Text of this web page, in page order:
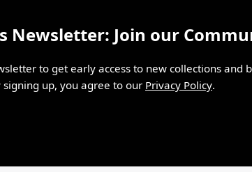
Newsletter: Join our
to get early access to new collections and
signing up, you agree to our Privacy Policy.